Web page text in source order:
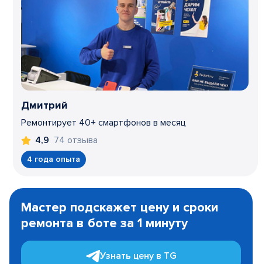
Дмитрий
Ремонтирует 40+ смартфонов в месяц
4,9 74 отзыва
4 года опыта
1
Мастер подскажет цену и сроки
ремонта в боте за 1 минуту
Узнать цену в TG